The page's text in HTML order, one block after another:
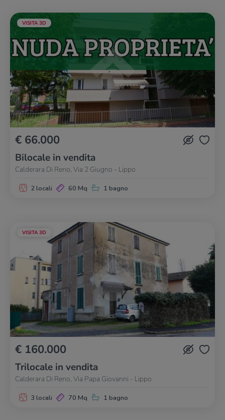
VISITA 3D
€ 66.000
Bilocale in vendita
Calderara Di Reno, Via 2 Giugno - Lippo
2 locali 60 Mq 1 bagno
VISITA 3D
€ 160.000
Trilocale in vendita
Calderara Di Reno, Via Papa Giovanni - Lippo
3 locali 70 Mq 1 bagno